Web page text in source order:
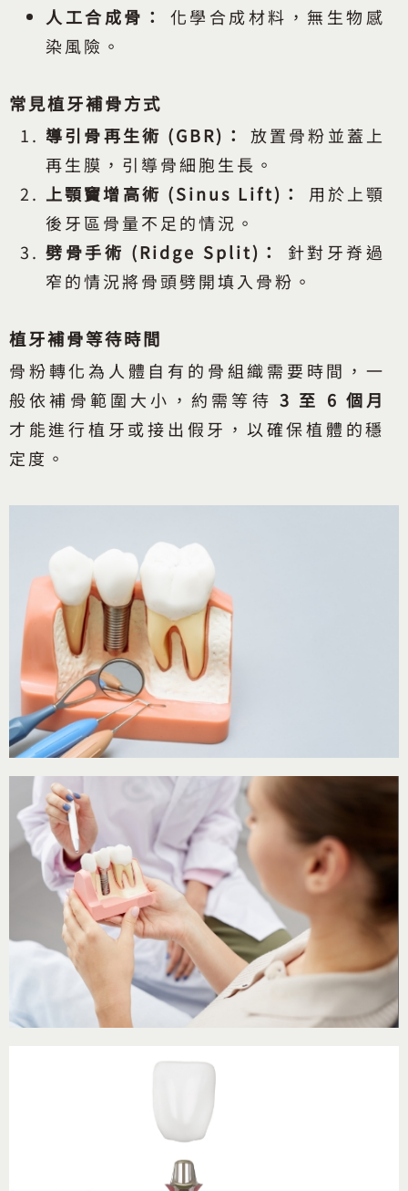
人工合成骨：
化學合成材料，無生物感
染風險。
常見植牙補骨方式
導引骨再生術 (GBR)：
放置骨粉並蓋上
再生膜，引導骨細胞生長。
上顎竇增高術 (Sinus Lift)：
用於上顎
後牙區骨量不足的情況。
劈骨手術 (Ridge Split)：
針對牙脊過
窄的情況將骨頭劈開填入骨粉。
植牙補骨等待時間
骨粉轉化為人體自有的骨組織需要時間，一
般依補骨範圍大小，約需等待 3 至 6 個月
才能進行植牙或接出假牙，以確保植體的穩
定度。